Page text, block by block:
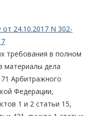
24.10.2017 N 302-
требования в полном
материалы дела
71 Арбитражного
Федерации,
1 и 2 статьи 15,